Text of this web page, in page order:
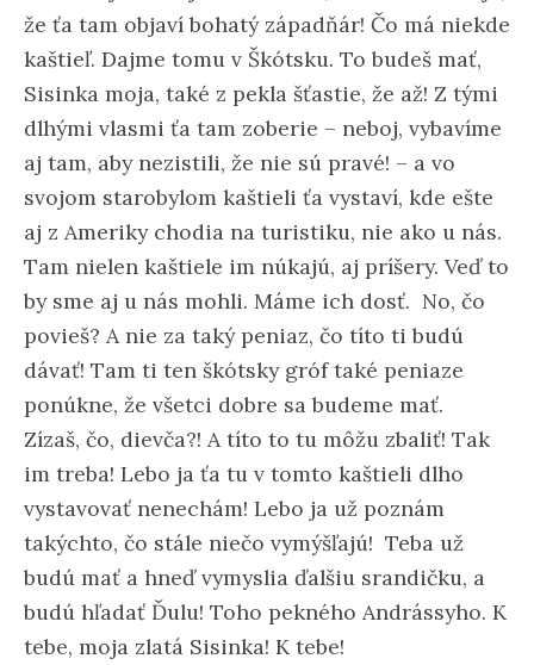
že ťa tam objaví bohatý západňár! Čo má niekde
kaštieľ. Dajme tomu v Škótsku. To budeš mať,
Sisinka moja, také z pekla šťastie, že až! Z tými
dlhými vlasmi ťa tam zoberie – neboj, vybavíme
aj tam, aby nezistili, že nie sú pravé! – a vo
svojom starobylom kaštieli ťa vystaví, kde ešte
aj z Ameriky chodia na turistiku, nie ako u nás.
Tam nielen kaštiele im núkajú, aj príšery. Veď to
by sme aj u nás mohli. Máme ich dosť. No, čo
povieš? A nie za taký peniaz, čo títo ti budú
dávať! Tam ti ten škótsky gróf také peniaze
ponúkne, že všetci dobre sa budeme mať.
Zízaš, čo, dievča?! A títo to tu môžu zbaliť! Tak
im treba! Lebo ja ťa tu v tomto kaštieli dlho
vystavovať nenechám! Lebo ja už poznám
takýchto, čo stále niečo vymýšľajú! Teba už
budú mať a hneď vymyslia ďalšiu srandičku, a
budú hľadať Ďulu! Toho pekného Andrássyho. K
tebe, moja zlatá Sisinka! K tebe!